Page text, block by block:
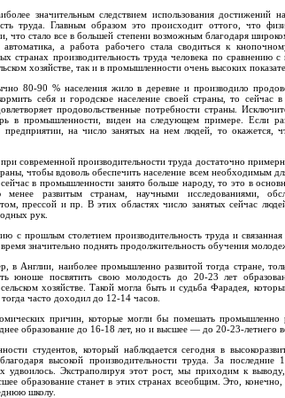
значительным следствием использования достижений
труда. Главным образом это происходит оттого, что
что стало все в большей степени возможным благодаря
автоматика, а работа рабочего стала сводиться к
странах производительность труда человека по сравнению
хозяйстве, так и в промышленности очень высоких
80-90 % населения жило в деревне и производило
себя и городское население своей страны, то сейчас
продовольственные потребности страны.
в промышленности, виден на следующем примере. Если
на число занятых на нем людей, то окажется,
современной производительности труда достаточно
чтобы вдоволь обеспечить население всем необходимым
в промышленности занято больше народу, то это в
менее развитым странам, научными исследованиями,
прессой и пр. В этих областях число занятых сейчас
рук.
с прошлым столетием производительность труда и
значительно поднять продолжительность обучения
в Англии, наиболее промышленно развитой тогда стране,
юноше посвятить свою молодость до 20-23 лет
хозяйстве. Такой могла быть и судьба Фарадея,
часто доходил до 12-14 часов.
причин, которые могли бы помешать промышленно
образование до 16-18 лет, но и высшее — до 20-23-летнего
студентов, который наблюдается сегодня в
высокой производительности труда. За
удвоилось. Экстраполируя этот рост, мы приходим к
образование станет в этих странах всеобщим. Это,
школу.